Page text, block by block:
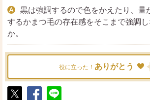
黒は強調するので色をかえたり、量
するかまつ毛の存在感をそこまで強調
か。
役に立った！ ありがとう